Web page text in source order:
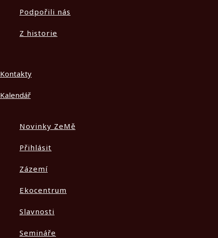
Podpořili nás
Z historie
Kontakty
Kalendář
Novinky ZeMě
Přihlásit
Zázemí
Ekocentrum
Slavnosti
Semináře